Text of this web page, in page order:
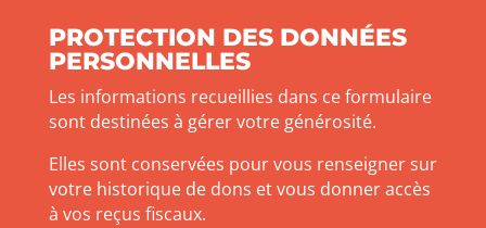
PROTECTION DES DONNÉES
PERSONNELLES
Les informations recueillies dans ce formulaire
sont destinées à gérer votre générosité.
Elles sont conservées pour vous renseigner sur
votre historique de dons et vous donner accès
à vos reçus fiscaux.